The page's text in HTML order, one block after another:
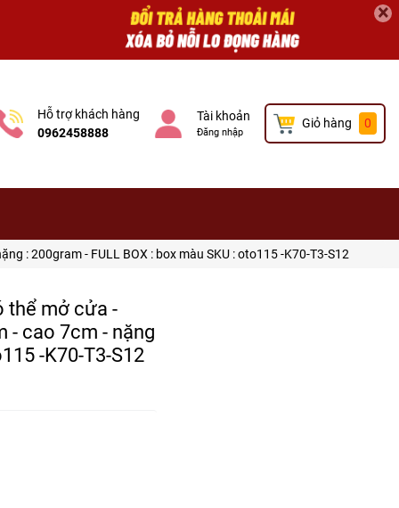
×
Hỗ trợ khách hàng
0962458888
Tài khoản
Đăng nhập
Giỏ hàng 0
: 200gram - FULL BOX : box màu SKU : oto115 -K70-T3-S12
thể mở cửa -
- cao 7cm - nặng
-K70-T3-S12